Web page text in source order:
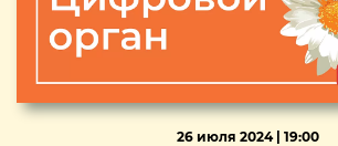
26 июля 2024 | 19:00